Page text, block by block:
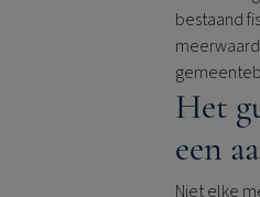
bestaand
Het
een
Niet elke